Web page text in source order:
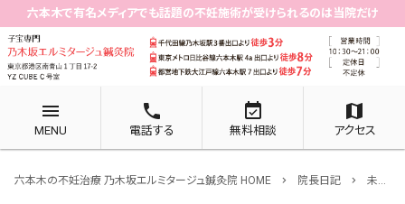
六本木で有名メディアでも話題の不妊施術が受けられるのは当院だけ
menu
MENU
phone
電話する
event_available
無料相談
map
アクセス
六本木の不妊治療 乃木坂エルミタージュ鍼灸院 HOME chevron_right 院長日記 chevron_right 未分類